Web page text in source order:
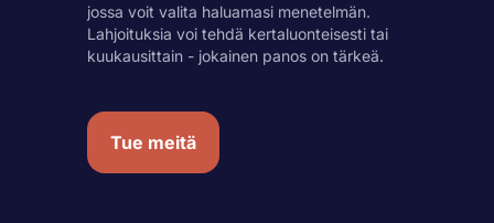
jossa voit valita haluamasi menetelmän.
Lahjoituksia voi tehdä kertaluonteisesti tai
kuukausittain - jokainen panos on tärkeä.
Tue meitä